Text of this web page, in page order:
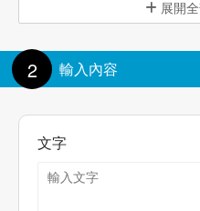
展開
2 輸入內容
文字